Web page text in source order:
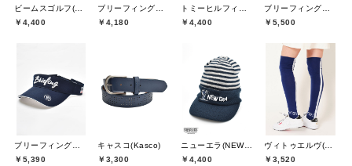
￥4,400
￥4,180
￥4,400
￥5,500
￥5,390
キャスコ(Kasco)
￥3,300
ニューエラ(NEW ERA)
￥4,400
￥3,520